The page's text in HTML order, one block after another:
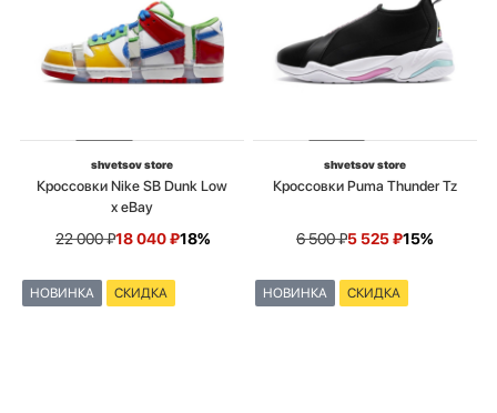
shvetsov store
Кроссовки Nike SB Dunk Low
x eBay
22 000₽18 040₽18%
shvetsov store
Кроссовки Puma Thunder Tz
6 500₽5 525₽15%
НОВИНКА СКИДКА НОВИНКА СКИДКА